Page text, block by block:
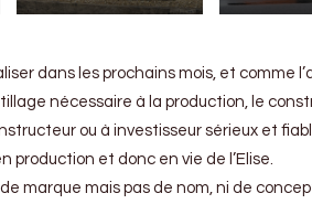
dans les prochains mois, et comme
nécessaire à la production, le
ou à investisseur sérieux et
production et donc en vie de l’Elise.
marque mais pas de nom, ni de